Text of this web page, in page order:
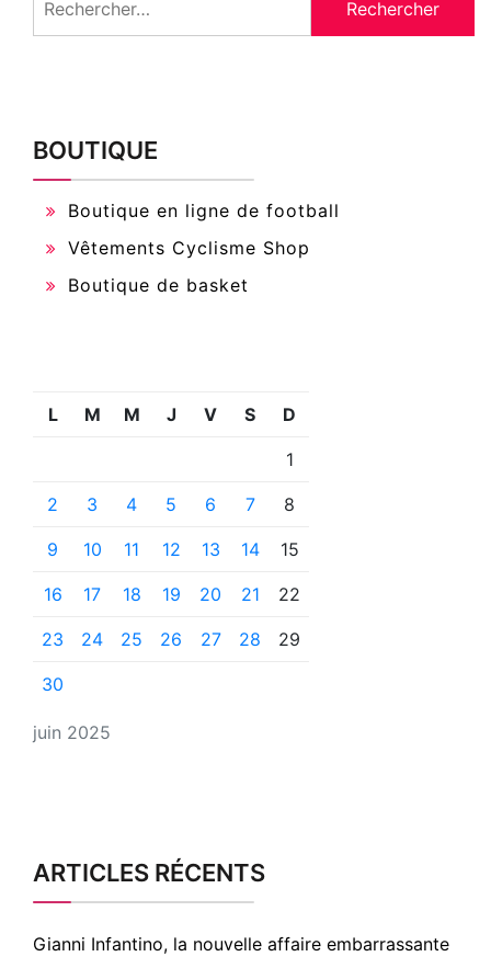
BOUTIQUE
Boutique en ligne de football
Vêtements Cyclisme Shop
Boutique de basket
juin 2025
L M M J V S D
1
2 3 4 5 6 7 8
9 10 11 12 13 14 15
16 17 18 19 20 21 22
23 24 25 26 27 28 29
30
ARTICLES RÉCENTS
Gianni Infantino, la nouvelle affaire embarrassante